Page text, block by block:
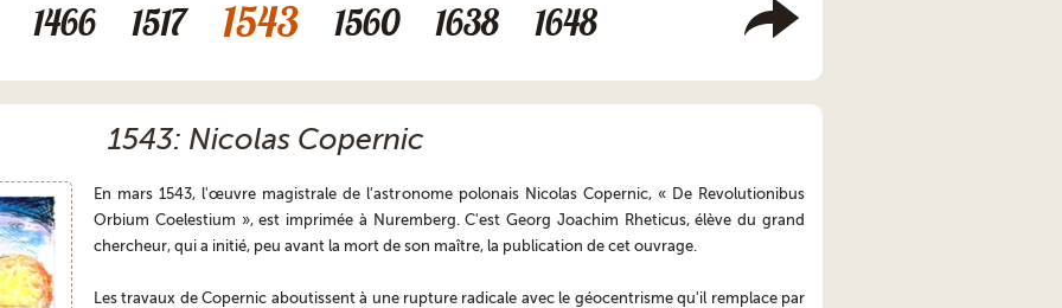
1466 1517 1543 1560 1638 1648
1543: Nicolas Copernic
En mars 1543, l'œuvre magistrale de l'astronome polonais Nicolas Copernic, « De Revolutionibus
Orbium Coelestium », est imprimée à Nuremberg. C'est Georg Joachim Rheticus, élève du grand
chercheur, qui a initié, peu avant la mort de son maître, la publication de cet ouvrage.
Les travaux de Copernic aboutissent à une rupture radicale avec le géocentrisme qu'il remplace par